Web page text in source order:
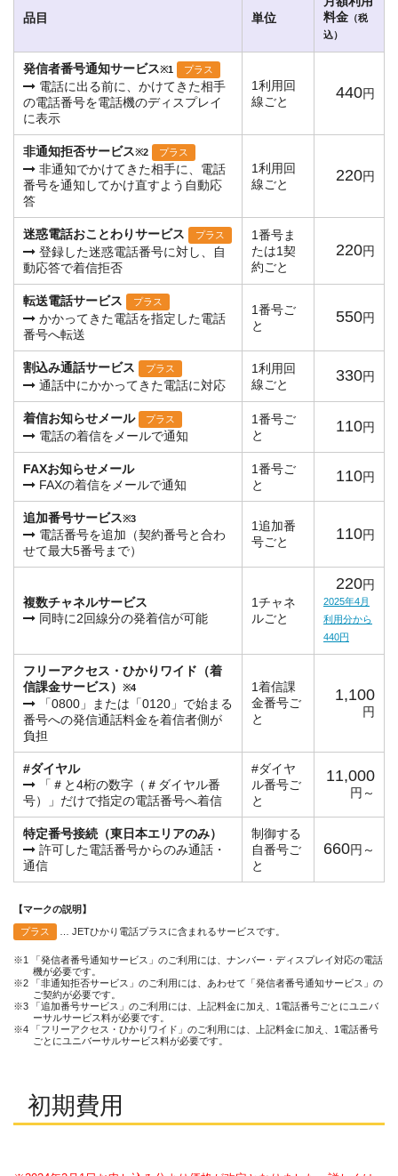
品目 単位
料金 （税
込）
発信者番号通知サービス※1 プラス
電話に出る前に、かけてきた相手
の電話番号を電話機のディスプレイ
に表示
1利用回
線ごと
440円
非通知拒否サービス※2 プラス
非通知でかけてきた相手に、電話
番号を通知してかけ直すよう自動応
答
1利用回
線ごと
220円
迷惑電話おことわりサービス プラス
登録した迷惑電話番号に対し、自
動応答で着信拒否
1番号ま
たは1契
約ごと
220円
転送電話サービス プラス
かかってきた電話を指定した電話
番号へ転送
1番号ご
と
550円
割込み通話サービス プラス
通話中にかかってきた電話に対応
1利用回
線ごと
330円
着信お知らせメール プラス
電話の着信をメールで通知
1番号ご
と
110円
FAXお知らせメール
FAXの着信をメールで通知
1番号ご
と
110円
追加番号サービス※3
電話番号を追加（契約番号と合わ
せて最大5番号まで）
1追加番
号ごと
110円
複数チャネルサービス
同時に2回線分の発着信が可能
1チャネ
ルごと
220円
2025年4月
利用分から
440円
フリーアクセス・ひかりワイド（着
信課金サービス）
※4
「0800」または「0120」で始まる
番号への発信通話料金を着信者側が
負担
1着信課
金番号ご
と
1,100
円
#ダイヤル
「＃と4桁の数字（＃ダイヤル番
号）」だけで指定の電話番号へ着信
#ダイヤ
ル番号ご
と
11,000
円～
特定番号接続（東日本エリアのみ）
許可した電話番号からのみ通話・
通信
制御する
自番号ご
と
660円～
【マークの説明】
プラス … JETひかり電話プラスに含まれるサービスです。
※1 「発信者番号通知サービス」のご利用には、ナンバー・ディスプレイ対応の電話
機が必要です。
※2 「非通知拒否サービス」のご利用には、あわせて「発信者番号通知サービス」の
ご契約が必要です。
※3 「追加番号サービス」のご利用には、上記料金に加え、1電話番号ごとにユニバ
ーサルサービス料が必要です。
※4 「フリーアクセス・ひかりワイド」のご利用には、上記料金に加え、1電話番号
ごとにユニバーサルサービス料が必要です。
初期費用